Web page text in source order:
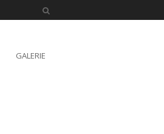
GALERIE